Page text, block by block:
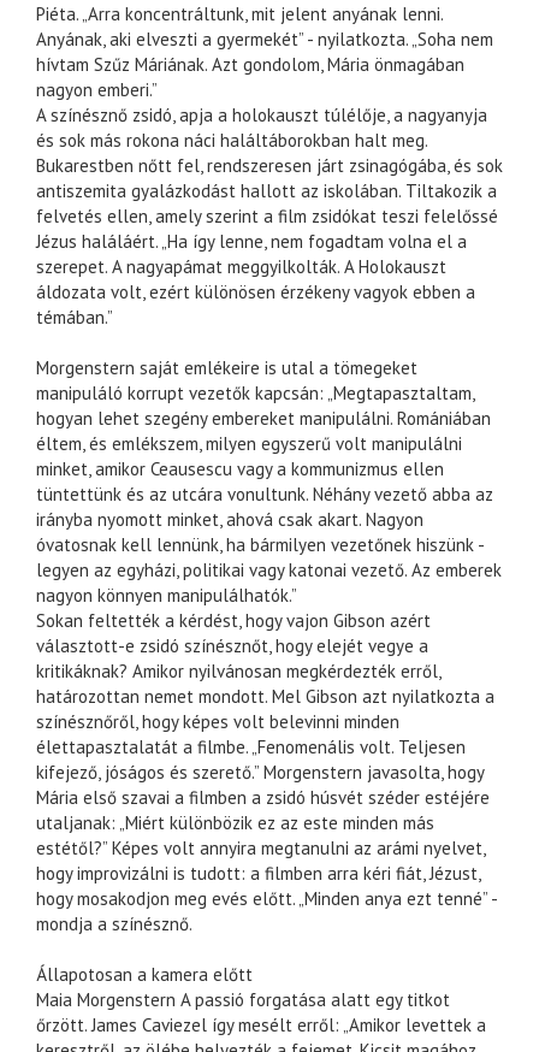
Piéta. „Arra koncentráltunk, mit jelent anyának lenni.
Anyának, aki elveszti a gyermekét” - nyilatkozta. „Soha nem
hívtam Szűz Máriának. Azt gondolom, Mária önmagában
nagyon emberi.”
A színésznő zsidó, apja a holokauszt túlélője, a nagyanyja
és sok más rokona náci haláltáborokban halt meg.
Bukarestben nőtt fel, rendszeresen járt zsinagógába, és sok
antiszemita gyalázkodást hallott az iskolában. Tiltakozik a
felvetés ellen, amely szerint a film zsidókat teszi felelőssé
Jézus haláláért. „Ha így lenne, nem fogadtam volna el a
szerepet. A nagyapámat meggyilkolták. A Holokauszt
áldozata volt, ezért különösen érzékeny vagyok ebben a
témában.”
Morgenstern saját emlékeire is utal a tömegeket
manipuláló korrupt vezetők kapcsán: „Megtapasztaltam,
hogyan lehet szegény embereket manipulálni. Romániában
éltem, és emlékszem, milyen egyszerű volt manipulálni
minket, amikor Ceausescu vagy a kommunizmus ellen
tüntettünk és az utcára vonultunk. Néhány vezető abba az
irányba nyomott minket, ahová csak akart. Nagyon
óvatosnak kell lennünk, ha bármilyen vezetőnek hiszünk -
legyen az egyházi, politikai vagy katonai vezető. Az emberek
nagyon könnyen manipulálhatók.”
Sokan feltették a kérdést, hogy vajon Gibson azért
választott-e zsidó színésznőt, hogy elejét vegye a
kritikáknak? Amikor nyilvánosan megkérdezték erről,
határozottan nemet mondott. Mel Gibson azt nyilatkozta a
színésznőről, hogy képes volt belevinni minden
élettapasztalatát a filmbe. „Fenomenális volt. Teljesen
kifejező, jóságos és szerető.” Morgenstern javasolta, hogy
Mária első szavai a filmben a zsidó húsvét széder estéjére
utaljanak: „Miért különbözik ez az este minden más
estétől?” Képes volt annyira megtanulni az arámi nyelvet,
hogy improvizálni is tudott: a filmben arra kéri fiát, Jézust,
hogy mosakodjon meg evés előtt. „Minden anya ezt tenné” -
mondja a színésznő.
Állapotosan a kamera előtt
Maia Morgenstern A passió forgatása alatt egy titkot
őrzött. James Caviezel így mesélt erről: „Amikor levettek a